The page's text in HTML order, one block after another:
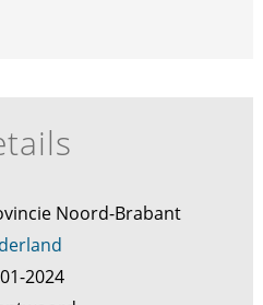
Noord-Brabant
2024